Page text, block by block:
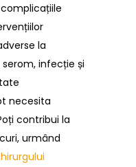
la
infecție și
necesita
contribui la
urmând